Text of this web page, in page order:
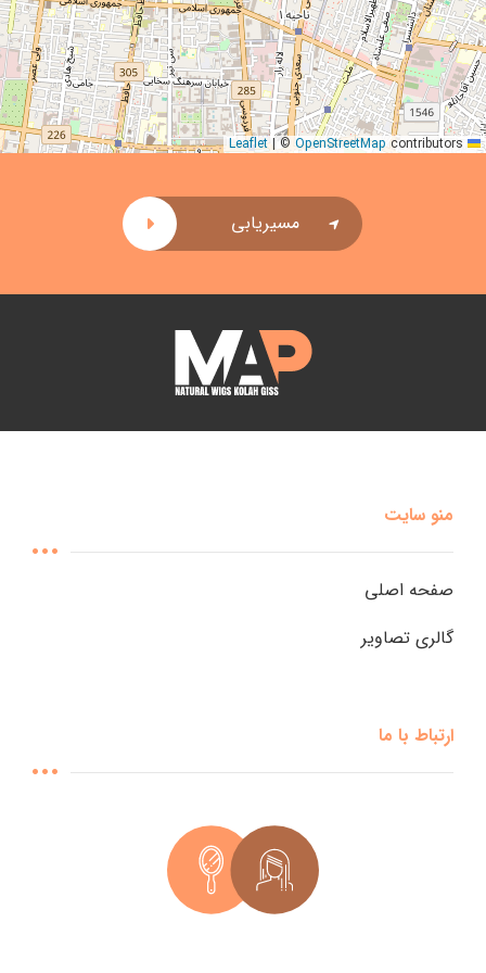
منو سایت
صفحه اصلی
گالری تصاویر
ارتباط با ما
|© OpenStreetMapcontributors
مسیریابی